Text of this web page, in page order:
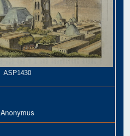
ASP1430
Anonymus